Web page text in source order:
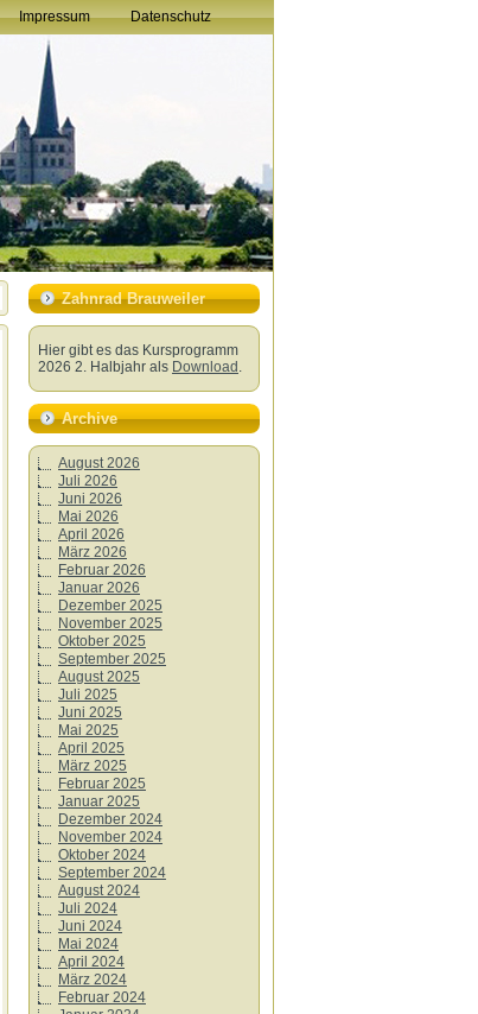
Impressum Datenschutz
Zahnrad Brauweiler
Hier gibt es das Kursprogramm
2026 2. Halbjahr als Download .
Archive
August 2026
Juli 2026
Juni 2026
Mai 2026
April 2026
März 2026
Februar 2026
Januar 2026
Dezember 2025
November 2025
Oktober 2025
September 2025
August 2025
Juli 2025
Juni 2025
Mai 2025
April 2025
März 2025
Februar 2025
Januar 2025
Dezember 2024
November 2024
Oktober 2024
September 2024
August 2024
Juli 2024
Juni 2024
Mai 2024
April 2024
März 2024
Februar 2024